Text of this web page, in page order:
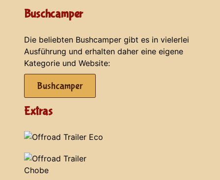
Buschcamper
Die beliebten Bushcamper gibt es in vielerlei
Ausführung und erhalten daher eine eigene
Kategorie und Website:
Bushcamper
Extras